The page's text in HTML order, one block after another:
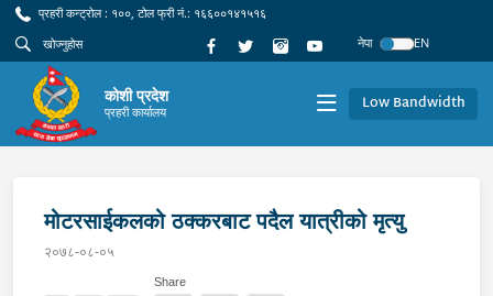
प्रहरी कन्ट्रोल : १००, टोल फ्री नं.: १६६००१४१५१६
नेपा
EN
कोशी प्रदेश
प्रहरी कार्यालय Low Bandwidth
मोटरसाईकलको ठक्करबाट पदैल यात्रीको मृत्यु
२०७८-०८-०५
Share